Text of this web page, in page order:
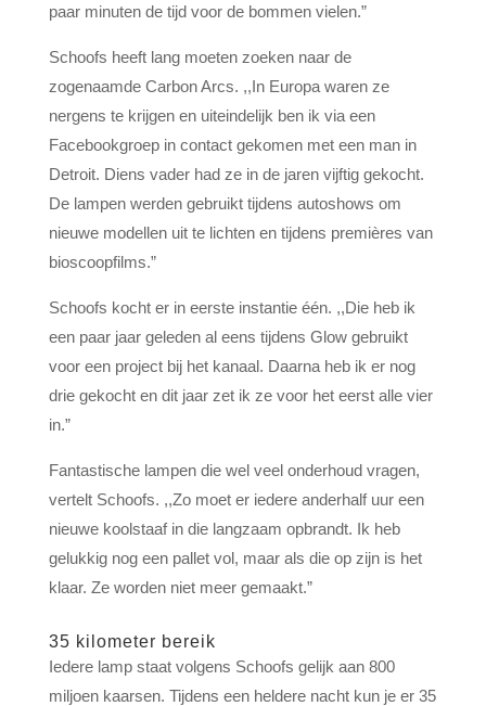
paar minuten de tijd voor de bommen vielen.”
Schoofs heeft lang moeten zoeken naar de
zogenaamde Carbon Arcs. ,,In Europa waren ze
nergens te krijgen en uiteindelijk ben ik via een
Facebookgroep in contact gekomen met een man in
Detroit. Diens vader had ze in de jaren vijftig gekocht.
De lampen werden gebruikt tijdens autoshows om
nieuwe modellen uit te lichten en tijdens premières van
bioscoopfilms.”
Schoofs kocht er in eerste instantie één. ,,Die heb ik
een paar jaar geleden al eens tijdens Glow gebruikt
voor een project bij het kanaal. Daarna heb ik er nog
drie gekocht en dit jaar zet ik ze voor het eerst alle vier
in.”
Fantastische lampen die wel veel onderhoud vragen,
vertelt Schoofs. ,,Zo moet er iedere anderhalf uur een
nieuwe koolstaaf in die langzaam opbrandt. Ik heb
gelukkig nog een pallet vol, maar als die op zijn is het
klaar. Ze worden niet meer gemaakt.”
35 kilometer bereik
Iedere lamp staat volgens Schoofs gelijk aan 800
miljoen kaarsen. Tijdens een heldere nacht kun je er 35